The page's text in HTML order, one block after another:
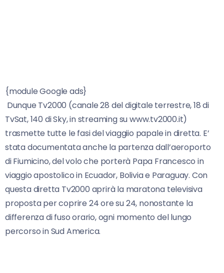
{module Google ads}
Dunque Tv2000 (canale 28 del digitale terrestre, 18 di
TvSat, 140 di Sky, in streaming su www.tv2000.it)
trasmette tutte le fasi del viaggiio papale in diretta. E’
stata documentata anche la partenza dall’aeroporto
di Fiumicino, del volo che porterà Papa Francesco in
viaggio apostolico in Ecuador, Bolivia e Paraguay. Con
questa diretta Tv2000 aprirà la maratona televisiva
proposta per coprire 24 ore su 24, nonostante la
differenza di fuso orario, ogni momento del lungo
percorso in Sud America.